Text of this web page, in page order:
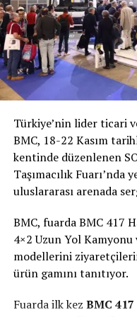
Marka Direktörü
üretilen Fiat Scudo
hacmi, taşıma
Yeni Fiat Ulysse ise
konforu, ferah iç
taşımacılığında
aileler için ideal bir
ürün gamımızdaki
araçlar ürün gamımızı
ve Fiat Ulysse,
orta ticari araç
Hafif ticari araç
üzerinde pazar payı ile
belirtenAytaçayrıca “
performansımızı, Fiat
Türkiye’nin lider ticari
BMC, 18-22 Kasım
kentinde düzenlenen
Taşımacılık Fuarı’nda
uluslararası arenada
BMC, fuarda BMC 417
4×2 Uzun Yol Kamyonu
modellerini
ürün gamını tanıtıyor.
Fuarda ilk kez BMC